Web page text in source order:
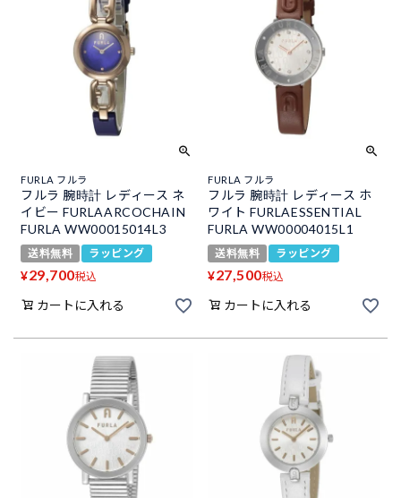
FURLA フルラ
フルラ 腕時計 レディース ネ
イビー FURLAARCOCHAIN
FURLA WW00015014L3
送料無料 ラッピング
¥29,700税込
カートに入れる
FURLA フルラ
フルラ 腕時計 レディース ホ
ワイト FURLAESSENTIAL
FURLA WW00004015L1
送料無料 ラッピング
¥27,500税込
カートに入れる